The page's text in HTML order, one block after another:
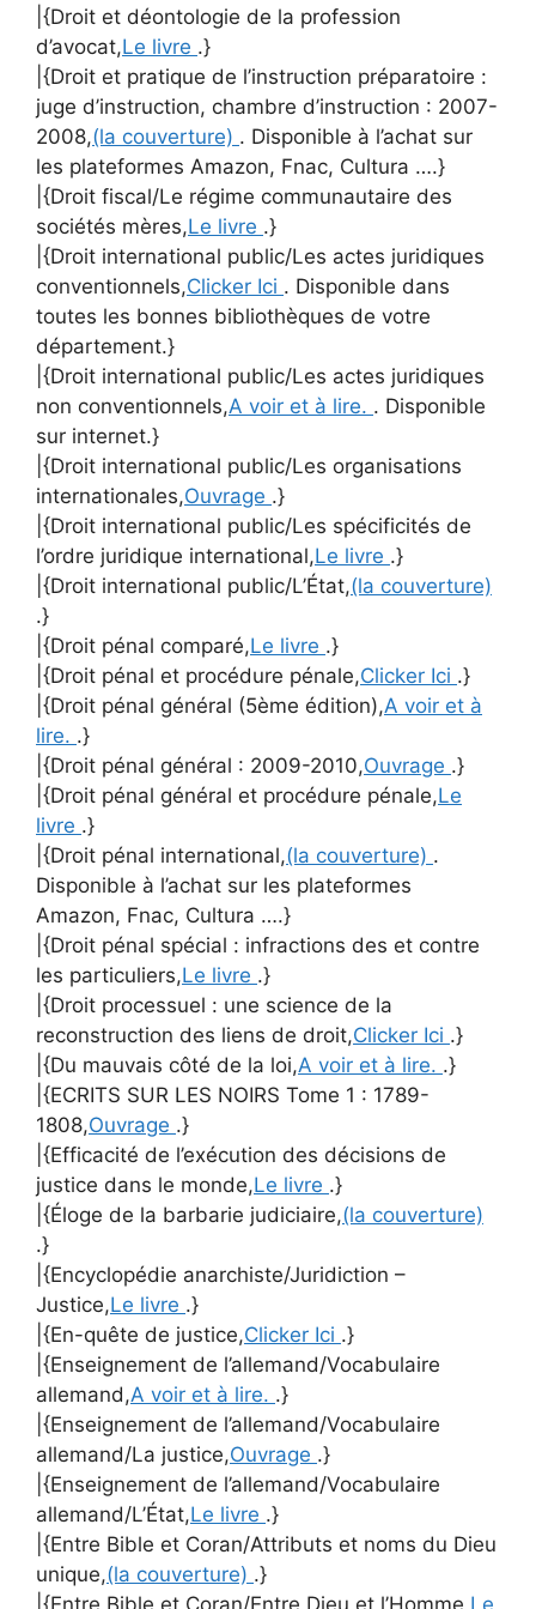
|{Droit et déontologie de la profession
d’avocat,Le livre .}
|{Droit et pratique de l’instruction préparatoire :
juge d’instruction, chambre d’instruction : 2007-
2008,(la couverture) . Disponible à l’achat sur
les plateformes Amazon, Fnac, Cultura ….}
|{Droit fiscal/Le régime communautaire des
sociétés mères,Le livre .}
|{Droit international public/Les actes juridiques
conventionnels,Clicker Ici . Disponible dans
toutes les bonnes bibliothèques de votre
département.}
|{Droit international public/Les actes juridiques
non conventionnels,A voir et à lire. . Disponible
sur internet.}
|{Droit international public/Les organisations
internationales,Ouvrage .}
|{Droit international public/Les spécificités de
l’ordre juridique international,Le livre .}
|{Droit international public/L’État,(la couverture)
.}
|{Droit pénal comparé,Le livre .}
|{Droit pénal et procédure pénale,Clicker Ici .}
|{Droit pénal général (5ème édition),A voir et à
lire. .}
|{Droit pénal général : 2009-2010,Ouvrage .}
|{Droit pénal général et procédure pénale,Le
livre .}
|{Droit pénal international,(la couverture) .
Disponible à l’achat sur les plateformes
Amazon, Fnac, Cultura ….}
|{Droit pénal spécial : infractions des et contre
les particuliers,Le livre .}
|{Droit processuel : une science de la
reconstruction des liens de droit,Clicker Ici .}
|{Du mauvais côté de la loi,A voir et à lire. .}
|{ECRITS SUR LES NOIRS Tome 1 : 1789-
1808,Ouvrage .}
|{Efficacité de l’exécution des décisions de
justice dans le monde,Le livre .}
|{Éloge de la barbarie judiciaire,(la couverture)
.}
|{Encyclopédie anarchiste/Juridiction –
Justice,Le livre .}
|{En-quête de justice,Clicker Ici .}
|{Enseignement de l’allemand/Vocabulaire
allemand,A voir et à lire. .}
|{Enseignement de l’allemand/Vocabulaire
allemand/La justice,Ouvrage .}
|{Enseignement de l’allemand/Vocabulaire
allemand/L’État,Le livre .}
|{Entre Bible et Coran/Attributs et noms du Dieu
unique,(la couverture) .}
|{Entre Bible et Coran/Entre Dieu et l’Homme, Le